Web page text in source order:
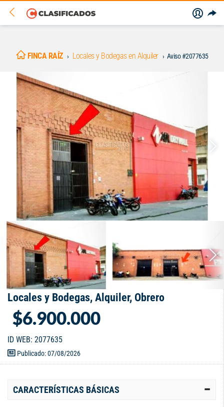
FINCA RAÍZ Locales y Bodegas en Alquiler Aviso #2077635
Locales y Bodegas, Alquiler, Obrero
$6.900.000
ID WEB: 2077635
Publicado: 07/08/2026
CARACTERÍSTICAS BÁSICAS